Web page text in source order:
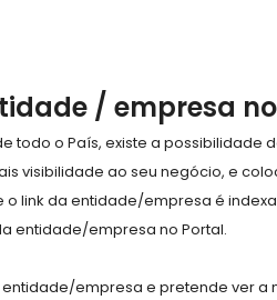
/ empresa
todo o País, existe a
visibilidade ao seu negócio, e
o link da entidade/empresa é
entidade/empresa no Portal.
empresa e pretende ver a